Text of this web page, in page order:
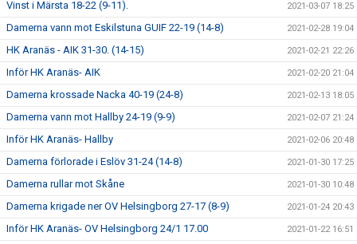
Vinst i Märsta 18-22 (9-11). 2021-03-07 18:25
Damerna vann mot Eskilstuna GUIF 22-19 (14-8) 2021-02-28 19:04
HK Aranäs - AIK 31-30. (14-15) 2021-02-21 22:26
Inför HK Aranäs- AIK 2021-02-20 21:04
Damerna krossade Nacka 40-19 (24-8) 2021-02-13 18:05
Damerna vann mot Hallby 24-19 (9-9) 2021-02-07 21:24
Inför HK Aranäs- Hallby 2021-02-06 20:48
Damerna förlorade i Eslöv 31-24 (14-8) 2021-01-30 17:25
Damerna rullar mot Skåne 2021-01-30 10:48
Damerna krigade ner OV Helsingborg 27-17 (8-9) 2021-01-24 20:43
Inför HK Aranäs- OV Helsingborg 24/1 17.00 2021-01-22 16:51